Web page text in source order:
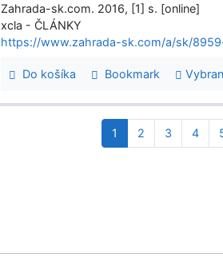
Zahrada-sk.com. 2016, [1] s. [online]
xcla - ČLÁNKY
https://www.zahrada-sk.com/a/sk/
Do košíka Bookmark
1 2 3 4